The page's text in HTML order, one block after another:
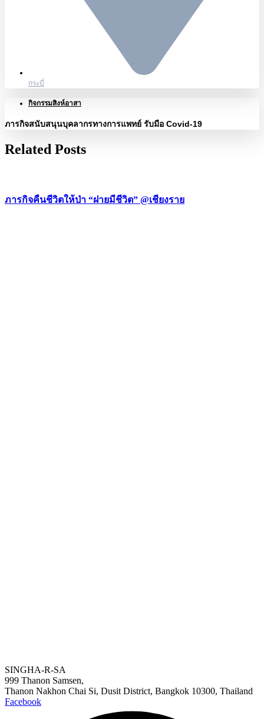
กระบี่
กิจกรรมสิงห์อาสา
ภารกิจสนับสนุนบุคลากรทางการแพทย์ รับมือ Covid-19
Related Posts
ภารกิจคืนชีวิตให้ป่า “ฝายมีชีวิต” @เชียงราย
SINGHA-R-SA
999 Thanon Samsen,
Thanon Nakhon Chai Si, Dusit District, Bangkok 10300, Thailand
Facebook